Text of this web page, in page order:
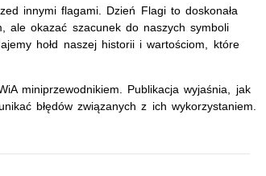
innymi flagami. Dzień Flagi to doskonała
ale okazać szacunek do naszych symboli
hołd naszej historii i wartościom, które
miniprzewodnikiem. Publikacja wyjaśnia, jak
błędów związanych z ich wykorzystaniem.